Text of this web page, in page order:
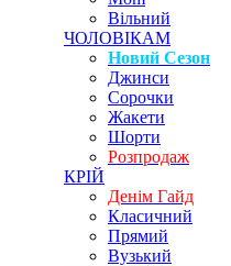
Вільний
ЧОЛОВІКАМ
Новий Сезон
Джинси
Сорочки
Жакети
Шорти
Розпродаж
КРІЙ
Денім Гайд
Класичний
Прямий
Вузький